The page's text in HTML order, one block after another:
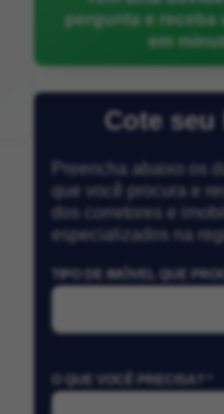
pergunta e receba
em
Cote seu
Preencha abaixo os
que você procura e
dos corretores e
especializados na
TIPO DE IMÓVEL QUE
O QUE VOCÊ PRECISA? *